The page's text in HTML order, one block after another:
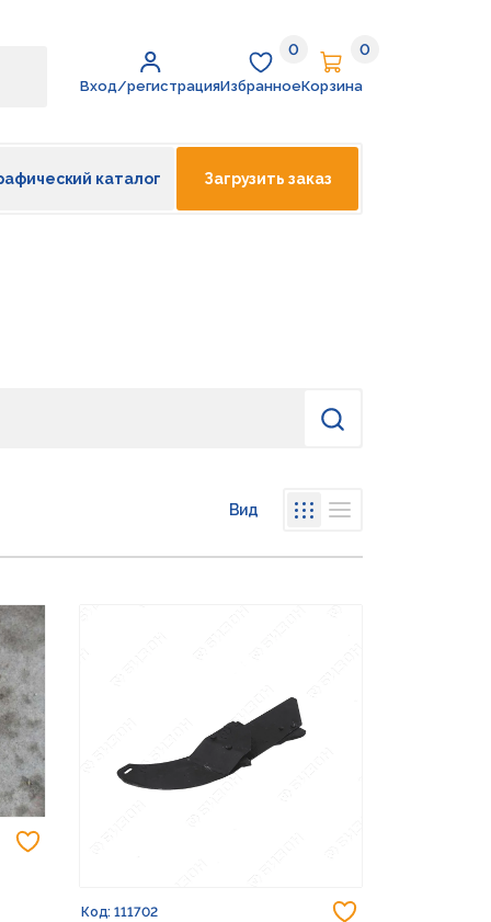
Вход/регистрация
Избранное
0
Избранное
Корзина
0
Корзина
каталог Загрузить заказ
Найти
Вид
Код: 111702